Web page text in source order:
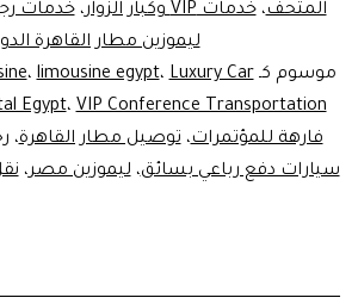
المتحف،خدمات VIP وكبار الزوار ،خدمات
ليموزين مطار القاهرة
موسوم كـ
،limousine egypt،Luxury Car
Egypt،VIP Conference Transportation
فارهة للمؤتمرات،توصيل مطار القاهرة،
سيارات دفع رباعي بسائق،ليموزين مصر،